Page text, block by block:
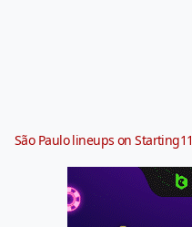
São Paulo lineups on Starting11